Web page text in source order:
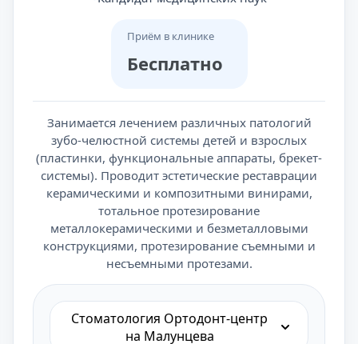
Приём в клинике
Бесплатно
Занимается лечением различных патологий
зубо-челюстной системы детей и взрослых
(пластинки, функциональные аппараты, брекет-
системы). Проводит эстетические реставрации
керамическими и композитными винирами,
тотальное протезирование
металлокерамическими и безметалловыми
конструкциями, протезирование съемными и
несъемными протезами.
Стоматология Ортодонт-центр
на Малунцева